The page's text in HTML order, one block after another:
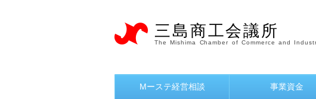
三島商工会議所
The Mishima Chamber of Commerce and
Mーステ経営相談 事業資金